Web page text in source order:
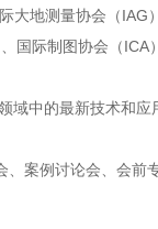
大地测量协会（IAG
国际制图协会（ICA
域中的最新技术和应
案例讨论会、会前